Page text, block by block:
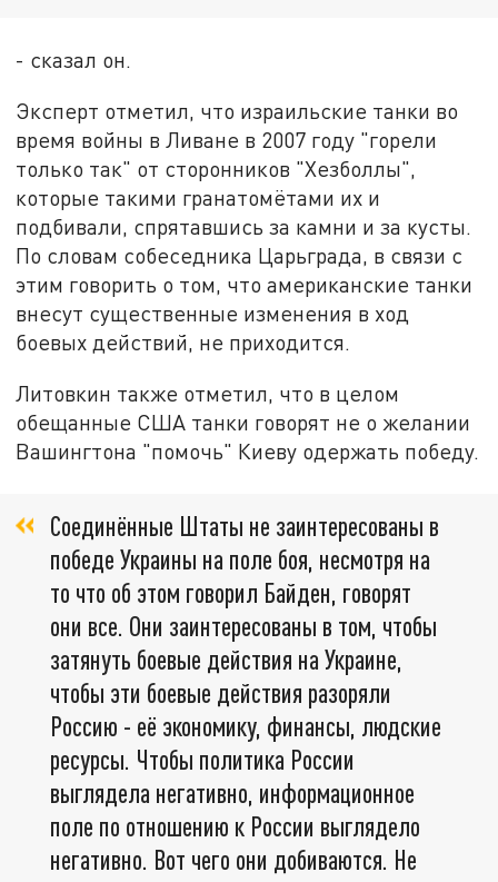
- сказал он.
Эксперт отметил, что израильские танки во
время войны в Ливане в 2007 году "горели
только так" от сторонников "Хезболлы",
которые такими гранатомётами их и
подбивали, спрятавшись за камни и за кусты.
По словам собеседника Царьграда, в связи с
этим говорить о том, что американские танки
внесут существенные изменения в ход
боевых действий, не приходится.
Литовкин также отметил, что в целом
обещанные США танки говорят не о желании
Вашингтона "помочь" Киеву одержать победу.
Соединённые Штаты не заинтересованы в
победе Украины на поле боя, несмотря на
то что об этом говорил Байден, говорят
они все. Они заинтересованы в том, чтобы
затянуть боевые действия на Украине,
чтобы эти боевые действия разоряли
Россию - её экономику, финансы, людские
ресурсы. Чтобы политика России
выглядела негативно, информационное
поле по отношению к России выглядело
негативно. Вот чего они добиваются. Не